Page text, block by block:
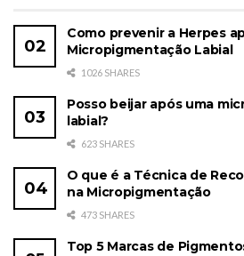
Como prevenir a Herpes
Micropigmentação Labial
1026 SHARES
Posso beijar após uma
labial?
623 SHARES
O que é a Técnica de
na Micropigmentação
473 SHARES
Top 5 Marcas de